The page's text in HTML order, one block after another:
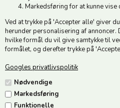
Markedsføring for at kunne
Ved at trykke på 'Accepter alle' giver
herunder personalisering af
hvilke formål du vil give samtykke til
formålet, og derefter trykke på
Googles privatlivspolitik
Nødvendige
Markedsføring
Funktionelle
Hold dig opdateret
Tilmeld dig vores nyhedsbrev og
Jeg accepterer vilkårene